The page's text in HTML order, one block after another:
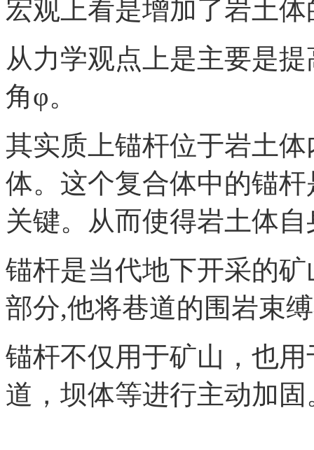
宏观上看是增加了岩土
从力学观点上是主要是
角φ。
其实质上锚杆位于岩土
体。这个复合体中的锚
关键。从而使得岩土体
锚杆是当代地下开采的
部分,他将巷道的围岩束
锚杆不仅用于矿山，也
道，坝体等进行主动加固